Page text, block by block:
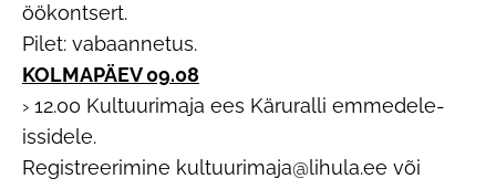
öökontsert.
Pilet: vabaannetus.
KOLMAPÄEV 09.08
› 12.00 Kultuurimaja ees Käruralli emmedele-
issidele.
Registreerimine kultuurimaja@lihula.ee või